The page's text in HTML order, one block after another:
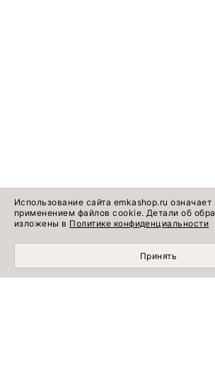
Использование сайта emkashop.ru
применением файлов cookie. Детали об
изложены в Политике конфиденциальности
Принять